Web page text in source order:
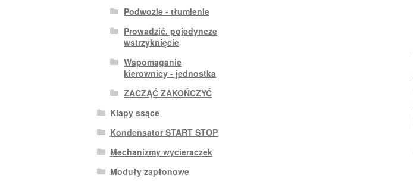
Podwozie - tłumienie
Prowadzić. pojedyncze
wstrzyknięcie
Wspomaganie
kierownicy - jednostka
ZACZĄĆ ZAKOŃCZYĆ
Klapy ssące
Kondensator START STOP
Mechanizmy wycieraczek
Moduły zapłonowe